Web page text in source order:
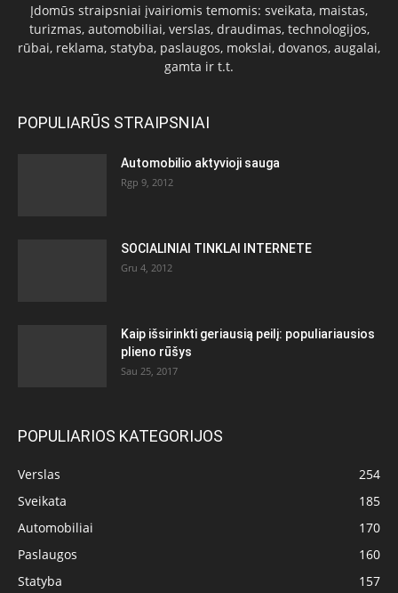
Įdomūs straipsniai įvairiomis temomis: sveikata, maistas,
turizmas, automobiliai, verslas, draudimas, technologijos,
rūbai, reklama, statyba, paslaugos, mokslai, dovanos, augalai,
gamta ir t.t.
POPULIARŪS STRAIPSNIAI
Automobilio aktyvioji sauga
Rgp 9, 2012
SOCIALINIAI TINKLAI INTERNETE
Gru 4, 2012
Kaip išsirinkti geriausią peilį: populiariausios
plieno rūšys
Sau 25, 2017
POPULIARIOS KATEGORIJOS
Verslas
254
Sveikata
185
Automobiliai
170
Paslaugos
160
Statyba
157